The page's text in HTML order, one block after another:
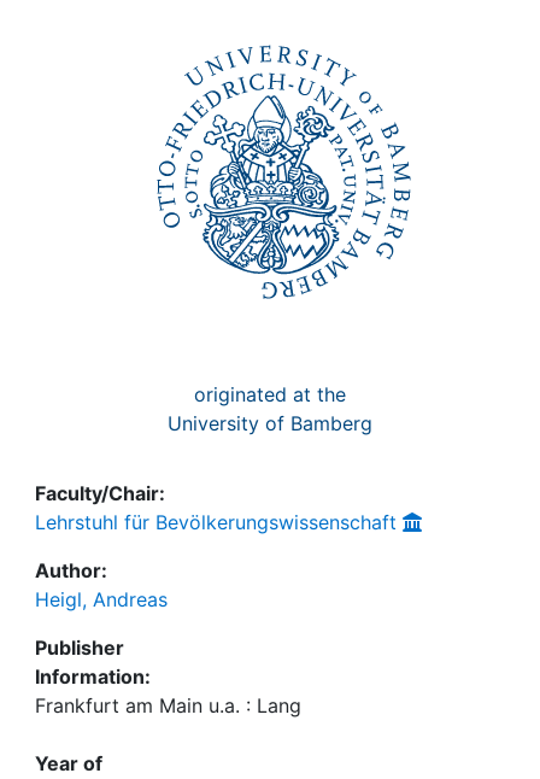
originated at the
University of Bamberg
Faculty/Chair:
Lehrstuhl für Bevölkerungswissenschaft
Author:
Heigl, Andreas
Publisher
Information:
Frankfurt am Main u.a. : Lang
Year of